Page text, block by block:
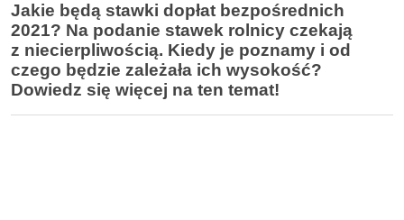
Jakie będą stawki dopłat bezpośrednich
2021? Na podanie stawek rolnicy czekają
z niecierpliwością. Kiedy je poznamy i od
czego będzie zależała ich wysokość?
Dowiedz się więcej na ten temat!